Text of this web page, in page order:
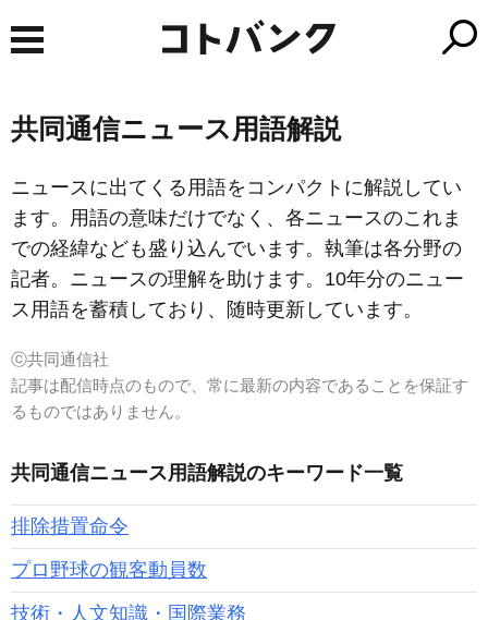
共同通信ニュース用語解説
ニュースに出てくる用語をコンパクトに解説してい
ます。用語の意味だけでなく、各ニュースのこれま
での経緯なども盛り込んでいます。執筆は各分野の
記者。ニュースの理解を助けます。10年分のニュー
ス用語を蓄積しており、随時更新しています。
ⓒ共同通信社
記事は配信時点のもので、常に最新の内容であることを保証す
るものではありません。
共同通信ニュース用語解説のキーワード一覧
排除措置命令
プロ野球の観客動員数
技術・人文知識・国際業務